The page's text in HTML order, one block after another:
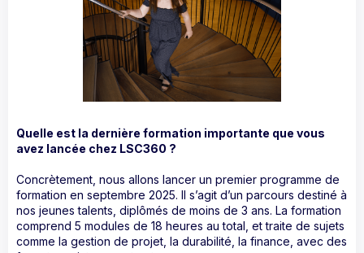
Quelle est la dernière formation importante que vous
avez lancée chez LSC360 ?
Concrètement, nous allons lancer un premier programme de
formation en septembre 2025. Il s’agit d’un parcours destiné à
nos jeunes talents, diplômés de moins de 3 ans. La formation
comprend 5 modules de 18 heures au total, et traite de sujets
comme la gestion de projet, la durabilité, la finance, avec des